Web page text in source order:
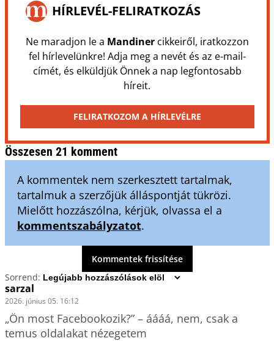
HÍRLEVÉL-FELIRATKOZÁS
Ne maradjon le a Mandinercikkeiről, iratkozzon
fel hírlevelünkre! Adja meg a nevét és az e-mail-
címét, és elküldjük Önnek a nap legfontosabb
híreit.
FELIRATKOZOM A HÍRLEVÉLRE
Összesen 21 komment
A kommentek nem szerkesztett tartalmak,
tartalmuk a szerzőjük álláspontját tükrözi.
Mielőtt hozzászólna, kérjük, olvassa el a
kommentszabályzatot.
Kommentek frissítése
Sorrend:
sarzal
2026. június 05. 16:12
„Ön most Facebookozik?” – áááá, nem, csak a
temus oldalakat nézegetem